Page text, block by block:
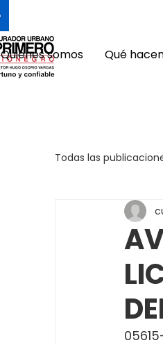
Quiénes somos Qué
Todas las